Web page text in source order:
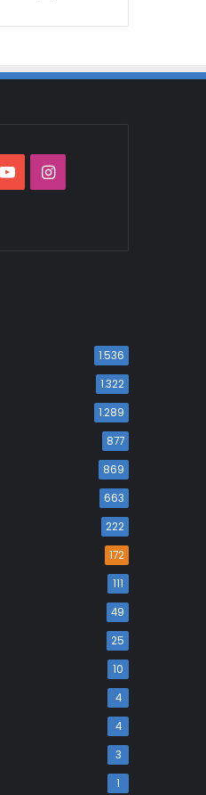
YouTubeInstagram
1.536
1.322
1.289
877
869
663
222
172
111
49
25
10
4
4
3
1